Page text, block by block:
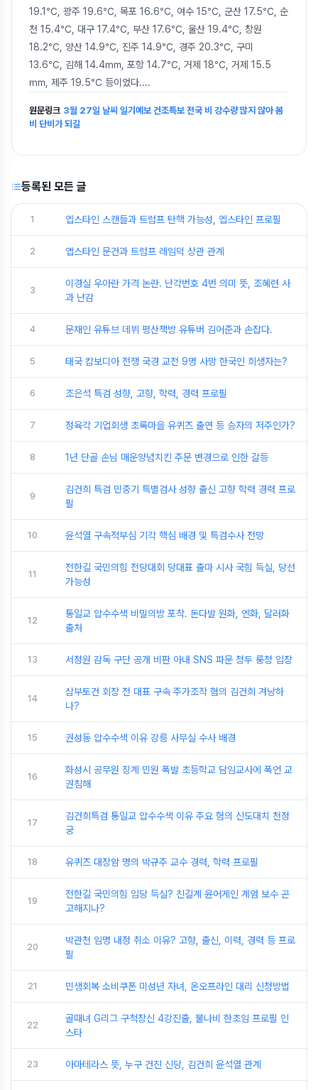
19.1℃, 광주 19.6℃, 목포 16.6℃, 여수 15℃, 군산 17.5℃, 순
천 15.4℃, 대구 17.4℃, 부산 17.6℃, 울산 19.4℃, 창원
18.2℃, 양산 14.9℃, 진주 14.9℃, 경주 20.3℃, 구미
13.6℃, 김해 14.4㎜, 포항 14.7℃, 거제 18℃, 거제 15.5
㎜, 제주 19.5℃ 등이었다....
원문링크 3월 27일 날씨 일기예보 건조특보 전국 비 강수량 많지 않아 봄
비 단비가 되길
등록된 모든 글
1 엡스타인 스캔들과 트럼프 탄핵 가능성, 엡스타인 프로필
2 앱스타인 문건과 트럼프 레임덕 상관 관계
3
이경실 우아란 가격 논란. 난각번호 4번 의미 뜻, 조혜련 사
과 난감
4 문재인 유튜브 데뷔 평산책방 유튜버 김어준과 손잡다.
5 태국 캄보디아 전쟁 국경 교전 9명 사망 한국인 희생자는?
6 조은석 특검 성향, 고향, 학력, 경력 프로필
7 정육각 기업회생 초록마을 유퀴즈 출연 등 승자의 저주인가?
8 1년 단골 손님 매운양념치킨 주문 변경으로 인한 갈등
9
김건희 특검 민중기 특별검사 성향 출신 고향 학력 경력 프로
필
10 윤석열 구속적부심 기각 핵심 배경 및 특검수사 전망
11
전한길 국민의힘 전당대회 당대표 출마 시사 국힘 득실, 당선
가능성
12
통일교 압수수색 비밀의방 포착. 돈다발 원화, 엔화, 달러화
출처
13 서정원 감독 구단 공개 비판 아내 SNS 파문 청두 룽청 입장
14
삼부토건 회장 전 대표 구속 주가조작 혐의 김건희 겨낭하
나?
15 권성동 압수수색 이유 강릉 사무실 수사 배경
16
화성시 공무원 징계 민원 폭발 초등학교 담임교사에 폭언 교
권침해
17
김건희특검 통일교 압수수색 이유 주요 혐의 신도대치 천정
궁
18 유퀴즈 대장암 명의 박규주 교수 경력, 학력 프로필
19
전한길 국민의힘 입당 득실? 친길계 윤어게인 계엄 보수 곤
고해지나?
20
박관천 임명 내정 취소 이유? 고향, 출신, 이력, 경력 등 프로
필
21 민생회복 소비쿠폰 미성년 자녀, 온오프라인 대리 신청방법
22
골때녀 G리그 구척장신 4강진출, 불나비 한초임 프로필 인
스타
23 아마테라스 뜻, 누구 건진 신당, 김건희 윤석열 관계